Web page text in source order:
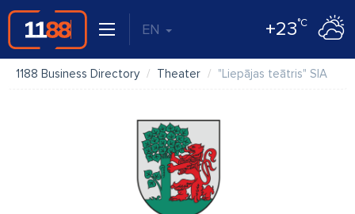
EN +23°C
1188 Business Directory Theater "Liepājas teātris" SIA